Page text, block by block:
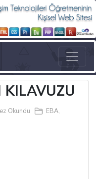
KILAVUZU
Okundu
EBA,